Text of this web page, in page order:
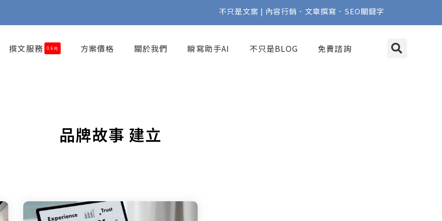
不只是文案 | 內容行銷．文章撰寫．SEO關鍵字
撰文服務 0.6元 方案價格 關於我們 瞬寫助手AI 不只是BLOG 免費諮詢
品牌故事 建立